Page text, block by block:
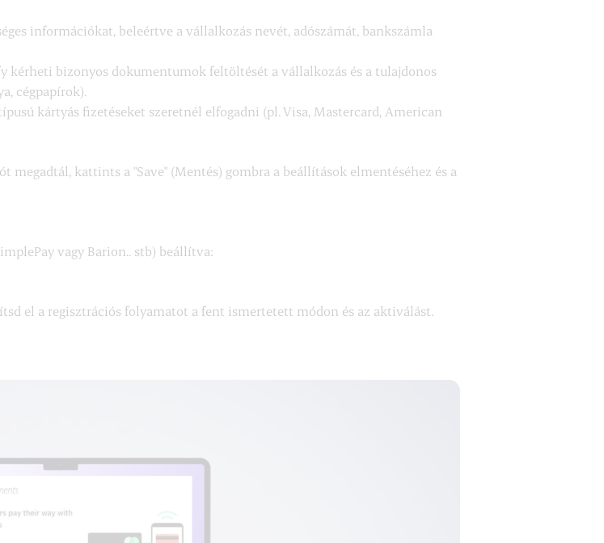
információkat, beleértve a vállalkozás nevét, adószámát, bankszámla
kérheti bizonyos dokumentumok feltöltését a vállalkozás és a tulajdonos
cégpapírok).
kártyás fizetéseket szeretnél elfogadni (pl. Visa, Mastercard, American
kattints a "Save" (Mentés) gombra a beállítások elmentéséhez és a
vagy Barion.. stb) beállítva:
el a regisztrációs folyamatot a fent ismertetett módon és az aktiválást.